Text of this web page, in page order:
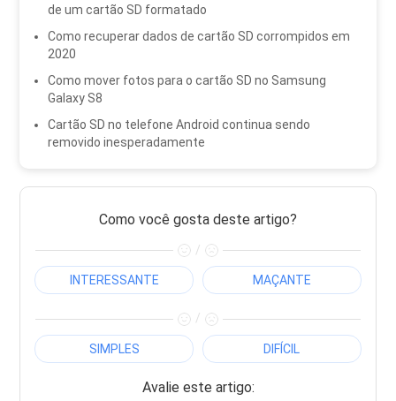
de um cartão SD formatado
Como recuperar dados de cartão SD corrompidos em
2020
Como mover fotos para o cartão SD no Samsung
Galaxy S8
Cartão SD no telefone Android continua sendo
removido inesperadamente
Como você gosta deste artigo?
/
INTERESSANTE MAÇANTE
/
SIMPLES DIFÍCIL
Avalie este artigo: